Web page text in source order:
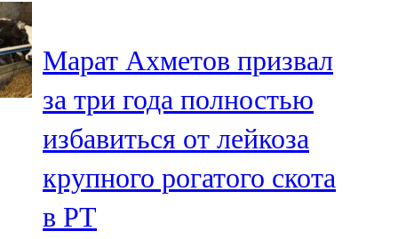
Марат Ахметов призвал
за три года полностью
избавиться от лейкоза
крупного рогатого скота
в РТ